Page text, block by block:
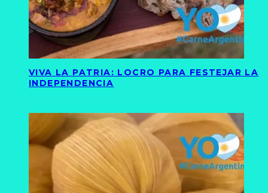
VIVA LA PATRIA: LOCRO PARA FESTEJAR LA
INDEPENDENCIA